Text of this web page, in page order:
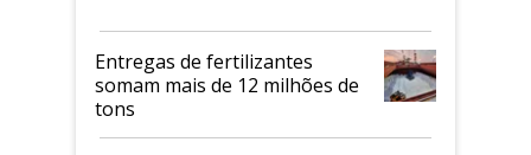
Entregas de fertilizantes
somam mais de 12 milhões de
tons